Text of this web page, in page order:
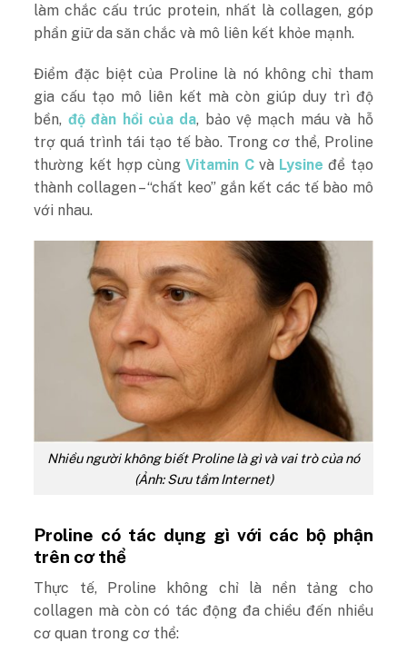
làm chắc cấu trúc protein, nhất là collagen, góp
phần giữ da săn chắc và mô liên kết khỏe mạnh.
Điểm đặc biệt của Proline là nó không chỉ tham
gia cấu tạo mô liên kết mà còn giúp duy trì độ
bền, độ đàn hồi của da, bảo vệ mạch máu và hỗ
trợ quá trình tái tạo tế bào. Trong cơ thể, Proline
thường kết hợp cùngVitamin Cvà Lysine để tạo
thành collagen – “chất keo” gắn kết các tế bào mô
với nhau.
Nhiều người không biết Proline là gì và vai trò của nó
(Ảnh: Sưu tầm Internet)
Proline có tác dụng gì với các bộ phận
trên cơ thể
Thực tế, Proline không chỉ là nền tảng cho
collagen mà còn có tác động đa chiều đến nhiều
cơ quan trong cơ thể: